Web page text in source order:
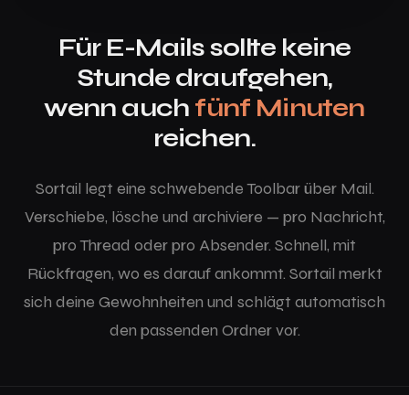
Für E-Mails sollte keine
Stunde draufgehen,
wenn auch fünf Minuten
reichen.
Sortail legt eine schwebende Toolbar über Mail.
Verschiebe, lösche und archiviere — pro Nachricht,
pro Thread oder pro Absender. Schnell, mit
Rückfragen, wo es darauf ankommt. Sortail merkt
sich deine Gewohnheiten und schlägt automatisch
den passenden Ordner vor.